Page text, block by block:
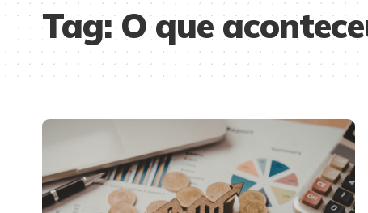
Tag:O que